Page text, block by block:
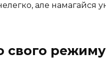
але намагайся
свого режиму